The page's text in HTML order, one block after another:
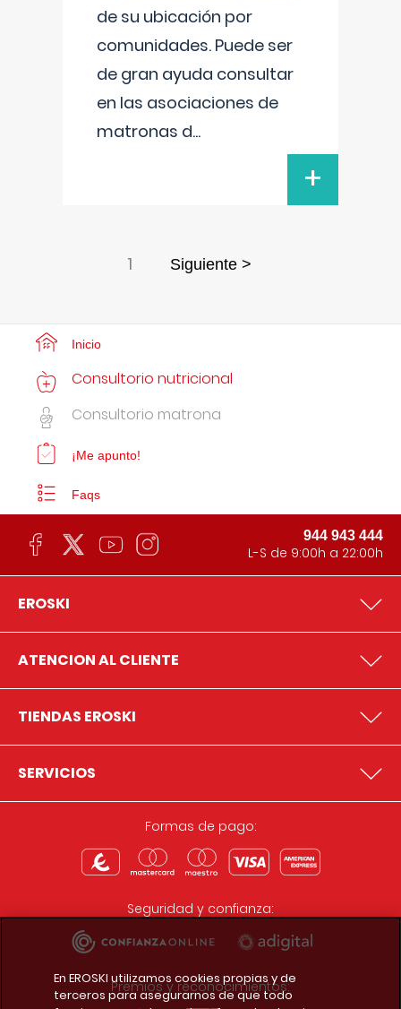
de su ubicación por
comunidades. Puede ser
de gran ayuda consultar
en las asociaciones de
matronas d...
+
1 Siguiente >
Inicio
Consultorio nutricional
Consultorio matrona
¡Me apunto!
Faqs
944 943 444
L-S de 9:00h a 22:00h
EROSKI
ATENCION AL CLIENTE
TIENDAS EROSKI
SERVICIOS
Formas de pago:
Seguridad y confianza:
Premios y reconocimientos:
En EROSKI utilizamos cookies propias y de
terceros para asegurarnos de que todo